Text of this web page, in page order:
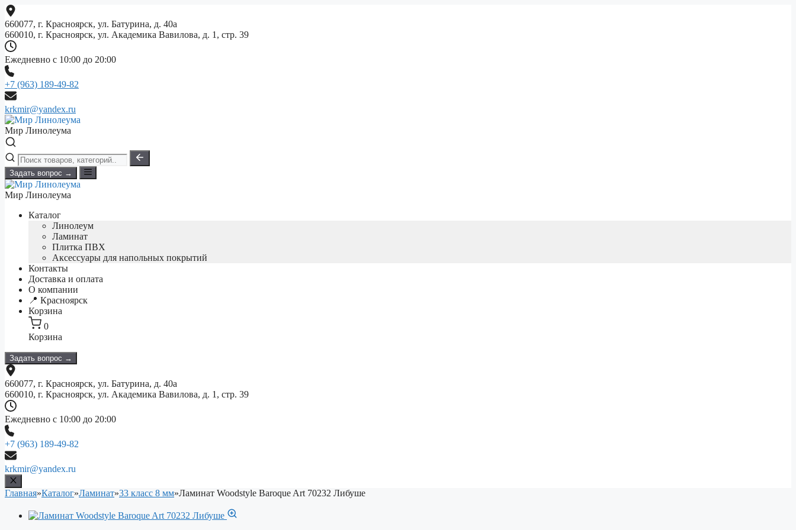
Перейти
к
содержимому
660077, г. Красноярск, ул. Батурина, д. 40а
660010, г. Красноярск, ул. Академика Вавилова, д. 1, стр. 39
Ежедневно с 10:00 до 20:00
+7 (963) 189-49-82
krkmir@yandex.ru
Мир Линолеума
Задать вопрос →
Мир Линолеума
Каталог
Линолеум
Ламинат
Плитка ПВХ
Аксессуары для напольных покрытий
Контакты
Доставка и оплата
О компании
📍 Красноярск
Корзина
0
Корзина
Задать вопрос →
660077, г. Красноярск, ул. Батурина, д. 40а
660010, г. Красноярск, ул. Академика Вавилова, д. 1, стр. 39
Ежедневно с 10:00 до 20:00
+7 (963) 189-49-82
krkmir@yandex.ru
Главная»Каталог»Ламинат»33 класс 8 мм»Ламинат Woodstyle Baroque Art 70232 Либуше